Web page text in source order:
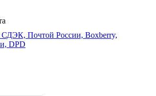
СДЭК, Почтой России, Boxberry,
DPD